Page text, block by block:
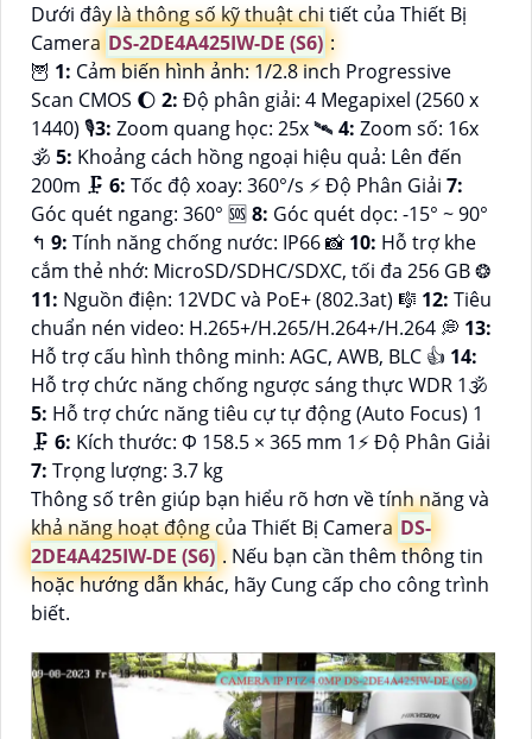
Dưới đây là thông số kỹ thuật chi tiết của Thiết Bị
Camera DS-2DE4A425IW-DE (S6) :
🦉 1: Cảm biến hình ảnh: 1/2.8 inch Progressive
Scan CMOS 🌔 2: Độ phân giải: 4 Megapixel (2560 x
1440) 🎙3: Zoom quang học: 25x 🛰 4: Zoom số: 16x
🕉️ 5: Khoảng cách hồng ngoại hiệu quả: Lên đến
200m 🗜️ 6: Tốc độ xoay: 360°/s ️⚡ Độ Phân Giải 7:
Góc quét ngang: 360° 🆘8: Góc quét dọc: -15° ~ 90°
️↰ 9: Tính năng chống nước: IP66 📸 10: Hỗ trợ khe
cắm thẻ nhớ: MicroSD/SDHC/SDXC, tối đa 256 GB ❂
11: Nguồn điện: 12VDC và PoE+ (802.3at) 🎼️ 12: Tiêu
chuẩn nén video: H.265+/H.265/H.264+/H.264 💭 13:
Hỗ trợ cấu hình thông minh: AGC, AWB, BLC 👍 14:
Hỗ trợ chức năng chống ngược sáng thực WDR 1🕉️
5: Hỗ trợ chức năng tiêu cự tự động (Auto Focus) 1
🗜️ 6: Kích thước: Φ 158.5 × 365 mm 1️⚡ Độ Phân Giải
7: Trọng lượng: 3.7 kg
Thông số trên giúp bạn hiểu rõ hơn về tính năng và
khả năng hoạt động của Thiết Bị Camera DS-
2DE4A425IW-DE (S6) . Nếu bạn cần thêm thông tin
hoặc hướng dẫn khác, hãy Cung cấp cho công trình
biết.